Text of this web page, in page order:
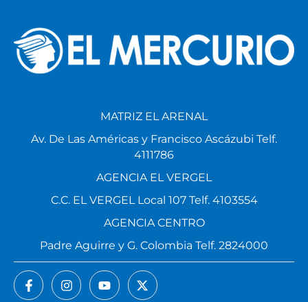
MATRIZ EL ARENAL
Av. De Las Américas y Francisco Ascázubi Telf.
4111786
AGENCIA EL VERGEL
C.C. EL VERGEL Local 107 Telf. 4103554
AGENCIA CENTRO
Padre Aguirre y G. Colombia Telf. 2824000